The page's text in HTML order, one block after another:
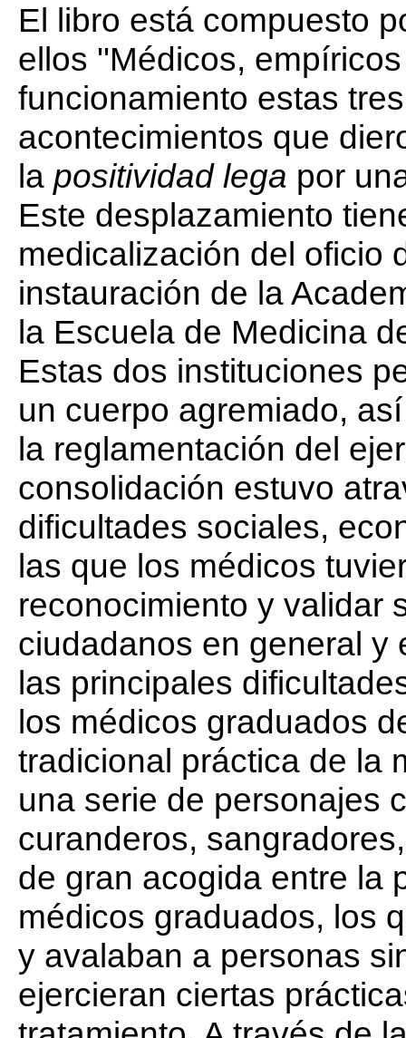
El libro está compuesto
ellos ''Médicos,
funcionamiento estas
acontecimientos que
la positividad lega por
Este desplazamiento
medicalización del oficio
instauración de la
la Escuela de Medicina
Estas dos instituciones
un cuerpo agremiado,
la reglamentación del
consolidación estuvo
dificultades sociales,
las que los médicos
reconocimiento y validar
ciudadanos en general y
las principales
los médicos graduados
tradicional práctica de la
una serie de personajes
curanderos,
de gran acogida entre la
médicos graduados, los
y avalaban a personas
ejercieran ciertas